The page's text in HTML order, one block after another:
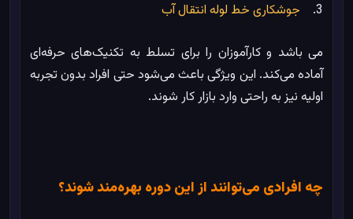
3.
جوشکاری خط لوله انتقال آب
می باشد و کارآموزان را برای تسلط به تکنیک‌های حرفه‌ای
آماده می‌کند. این ویژگی باعث می‌شود حتی افراد بدون تجربه
اولیه نیز به راحتی وارد بازار کار شوند.
چه افرادی می‌توانند از این دوره بهره‌مند شوند؟